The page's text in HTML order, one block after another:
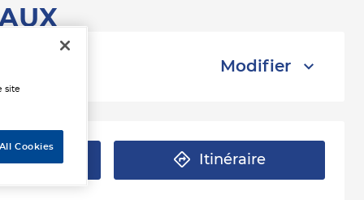
Modifier
Itinéraire
site
Cookies